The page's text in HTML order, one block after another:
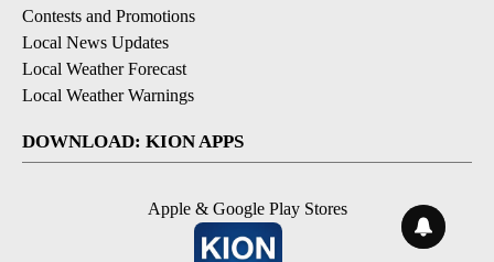
Contests and Promotions
Local News Updates
Local Weather Forecast
Local Weather Warnings
DOWNLOAD: KION APPS
Apple & Google Play Stores